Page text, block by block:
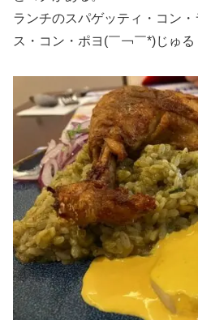
ランチのスパゲッティ・コン
ス・コン・ポヨ(￣￢￣*)じゅる